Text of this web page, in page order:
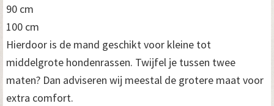
90 cm
100 cm
Hierdoor is de mand geschikt voor kleine tot
middelgrote hondenrassen. Twijfel je tussen twee
maten? Dan adviseren wij meestal de grotere maat voor
extra comfort.